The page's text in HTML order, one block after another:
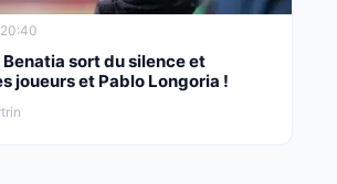
Benatia sort du silence et
joueurs et Pablo Longoria !